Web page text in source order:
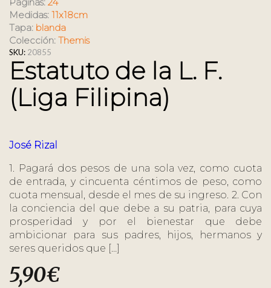
Medidas: 11x18cm
Tapa: blanda
Colección: Themis
SKU: 20855
Estatuto de la L. F.
(Liga Filipina)
José Rizal
1. Pagará dos pesos de una sola vez, como cuota
de entrada, y cincuenta céntimos de peso, como
cuota mensual, desde el mes de su ingreso. 2. Con
la conciencia del que debe a su patria, para cuya
prosperidad y por el bienestar que debe
ambicionar para sus padres, hijos, hermanos y
seres queridos que […]
5,90€